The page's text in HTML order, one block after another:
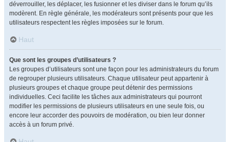
déverrouiller, les déplacer, les fusionner et les diviser dans le forum qu’ils
modèrent. En règle générale, les modérateurs sont présents pour que les
utilisateurs respectent les règles imposées sur le forum.
Haut
Que sont les groupes d’utilisateurs ?
Les groupes d’utilisateurs sont une façon pour les administrateurs du forum
de regrouper plusieurs utilisateurs. Chaque utilisateur peut appartenir à
plusieurs groupes et chaque groupe peut détenir des permissions
individuelles. Ceci facilite les tâches aux administrateurs qui pourront
modifier les permissions de plusieurs utilisateurs en une seule fois, ou
encore leur accorder des pouvoirs de modération, ou bien leur donner
accès à un forum privé.